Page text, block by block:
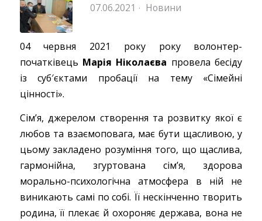
07.06.2021 · Новини
04 червня 2021 року року волонтер-
початківець Марія Ніколаєва провела бесіду
із суб′єктами пробації на тему «Сімейні
цінності».
Сім’я, джерелом створення та розвитку якої є
любов та взаємоповага, має бути щасливою, у
цьому закладено розуміння того, що щаслива,
гармонійна, згуртована сім’я, здорова
морально-психологічна атмосфера в ній не
виникають самі по собі. Її нескінченно творить
родина, її плекає й охороняє держава, вона не